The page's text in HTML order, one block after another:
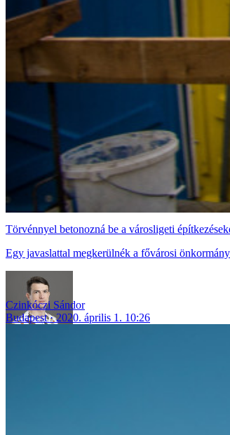
Törvénnyel betonozná be a városligeti
Egy javaslattal megkerülnék a fővárosi
Czinkóczi Sándor
Budapest
2020. április 1. 10:26